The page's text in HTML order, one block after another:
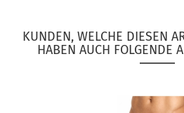
KUNDEN, WELCHE DIESEN
HABEN AUCH FOLGENDE